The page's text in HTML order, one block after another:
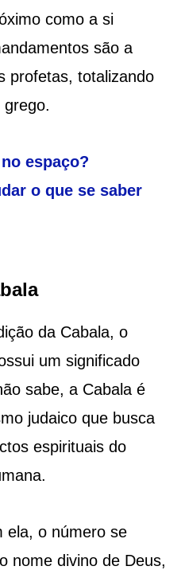
como a si
são a
profetas, totalizando
espaço?
o que se saber
da Cabala, o
um significado
sabe, a Cabala é
judaico que busca
espirituais do
ela, o número se
nome divino de Deus,